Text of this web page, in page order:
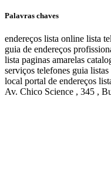
Palavras chaves
endereços lista online lista
guia de endereços
lista paginas amarelas
serviços telefones guia listas
local portal de endereços
Av. Chico Science , 345 ,